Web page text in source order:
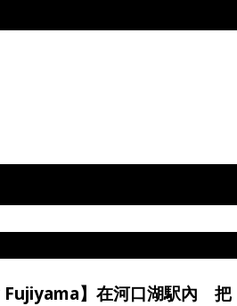
Fujiyama】在河口湖駅內 把